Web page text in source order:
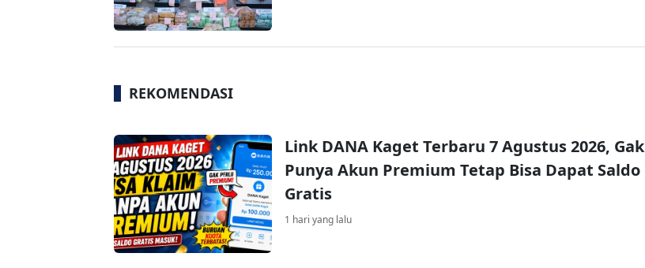
REKOMENDASI
Link DANA Kaget Terbaru 7 Agustus 2026, Gak
Punya Akun Premium Tetap Bisa Dapat Saldo
Gratis
1 hari yang lalu